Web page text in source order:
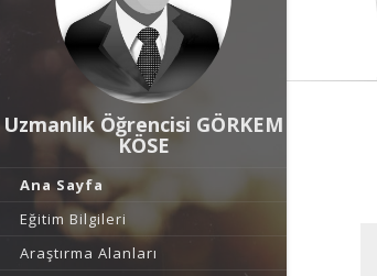
Uzmanlık Öğrencisi GÖRKEM
KÖSE
Ana Sayfa
Eğitim Bilgileri
Araştırma Alanları